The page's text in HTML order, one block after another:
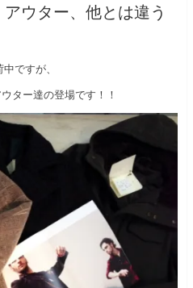
ウター、他とは違う
ですが、
ター達の登場です！！